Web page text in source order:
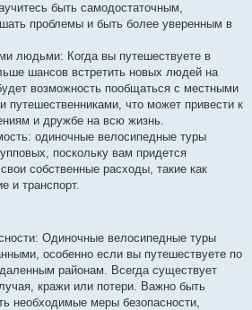
быть самодостаточным,
проблемы и быть более уверенным в
людьми: Когда вы путешествуете в
шансов встретить новых людей на
возможность пообщаться с местными
путешественниками, что может привести к
и дружбе на всю жизнь.
одиночные велосипедные туры
поскольку вам придется
собственные расходы, такие как
и транспорт.
Одиночные велосипедные туры
особенно если вы путешествуете по
районам. Всегда существует
кражи или потери. Важно быть
необходимые меры безопасности,